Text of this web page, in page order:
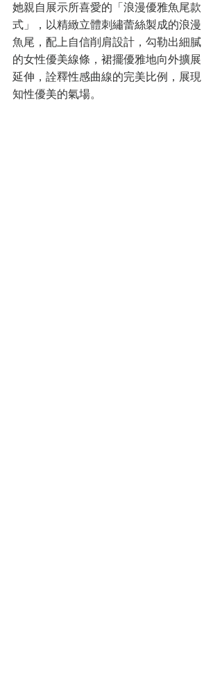
她親自展示所喜愛的「浪漫優雅魚尾款
式」，以精緻立體刺繡蕾絲製成的浪漫
魚尾，配上自信削肩設計，勾勒出細膩
的女性優美線條，裙擺優雅地向外擴展
延伸，詮釋性感曲線的完美比例，展現
知性優美的氣場。